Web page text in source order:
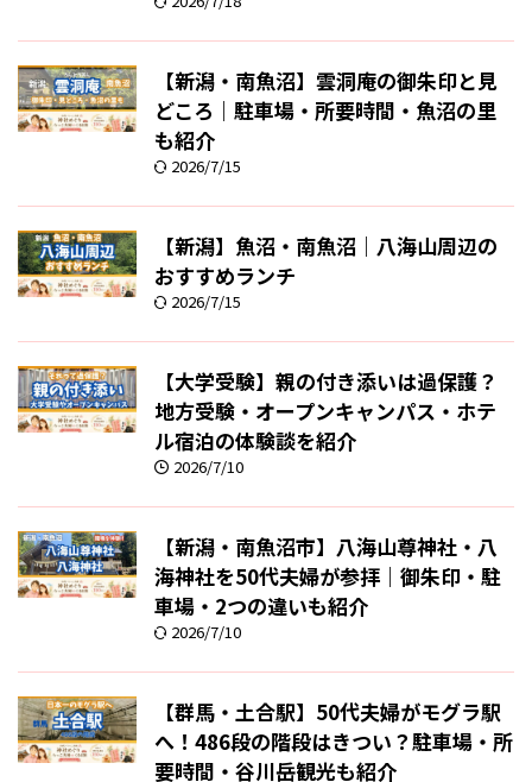
【新潟・南魚沼】雲洞庵の御朱印と見
どころ｜駐車場・所要時間・魚沼の里
も紹介
2026/7/15
【新潟】魚沼・南魚沼｜八海山周辺の
おすすめランチ
2026/7/15
【大学受験】親の付き添いは過保護？
地方受験・オープンキャンパス・ホテ
ル宿泊の体験談を紹介
2026/7/10
【新潟・南魚沼市】八海山尊神社・八
海神社を50代夫婦が参拝｜御朱印・駐
車場・2つの違いも紹介
2026/7/10
【群馬・土合駅】50代夫婦がモグラ駅
へ！486段の階段はきつい？駐車場・所
要時間・谷川岳観光も紹介